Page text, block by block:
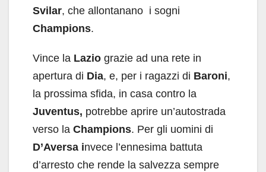
Svilar, che allontanano i sogni
Champions.
Vince la Lazio grazie ad una rete in
apertura di Dia, e, per i ragazzi di Baroni,
la prossima sfida, in casa contro la
Juventus, potrebbe aprire un’autostrada
verso la Champions. Per gli uomini di
D’Aversa invece l’ennesima battuta
d’arresto che rende la salvezza sempre